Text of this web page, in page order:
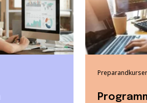
Preparandkurser